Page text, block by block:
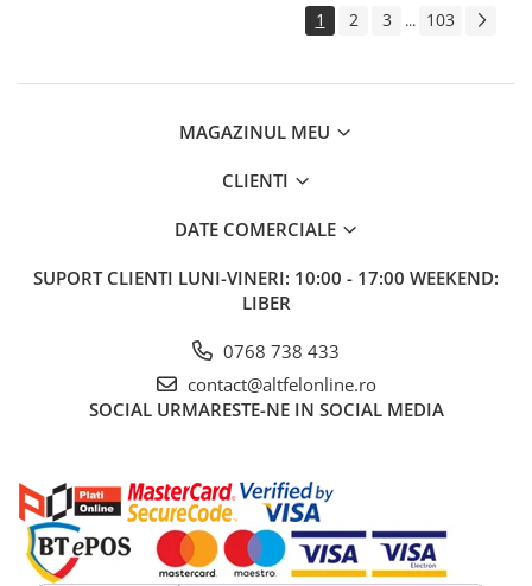
1 2 3 ... 103
MAGAZINUL MEU
CLIENTI
DATE COMERCIALE
SUPORT CLIENTI LUNI-VINERI: 10:00 - 17:00 WEEKEND:
LIBER
0768 738 433
contact@altfelonline.ro
SOCIAL URMARESTE-NE IN SOCIAL MEDIA